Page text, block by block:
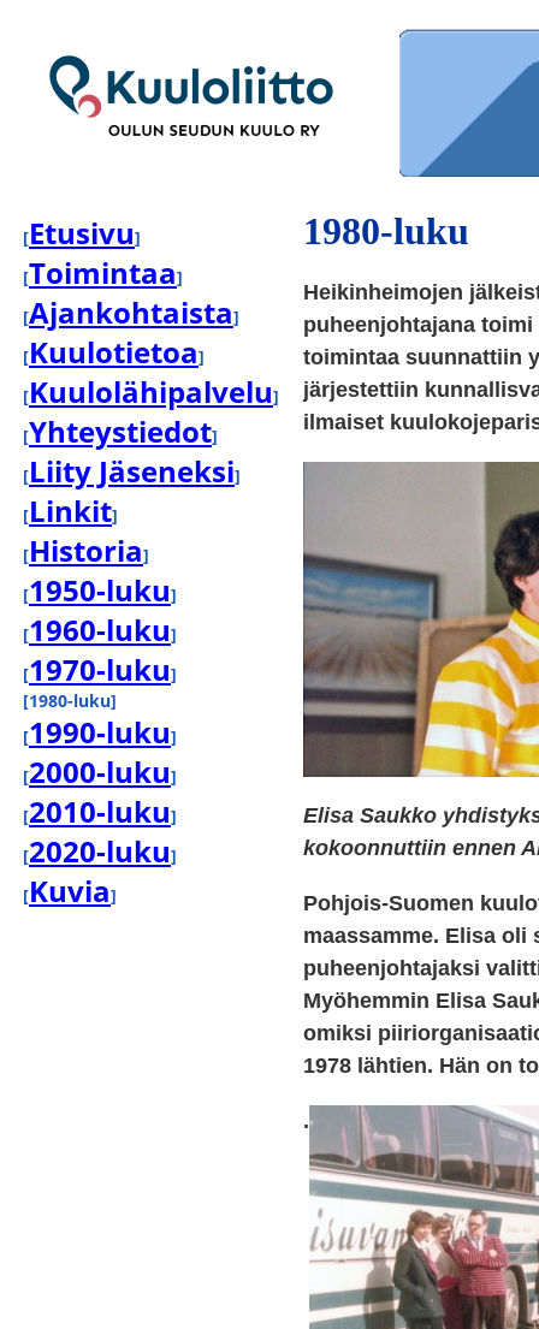
1980-luku
Heikinheimojen
puheenjohtajana toimi
toimintaa suunnattiin
järjestettiin
ilmaiset
Elisa Saukko
kokoonnuttiin ennen
Pohjois-Suomen
maassamme. Elisa
puheenjohtajaksi
Myöhemmin Elisa
omiksi
1978 lähtien. Hän on
.
[Etusivu]
[Toimintaa]
[Ajankohtaista]
[Kuulotietoa]
[Kuulolähipalvelu]
[Yhteystiedot]
[Liity Jäseneksi]
[Linkit]
[Historia]
[1950-luku]
[1960-luku]
[1970-luku]
[1980-luku]
[1990-luku]
[2000-luku]
[2010-luku]
[2020-luku]
[Kuvia]